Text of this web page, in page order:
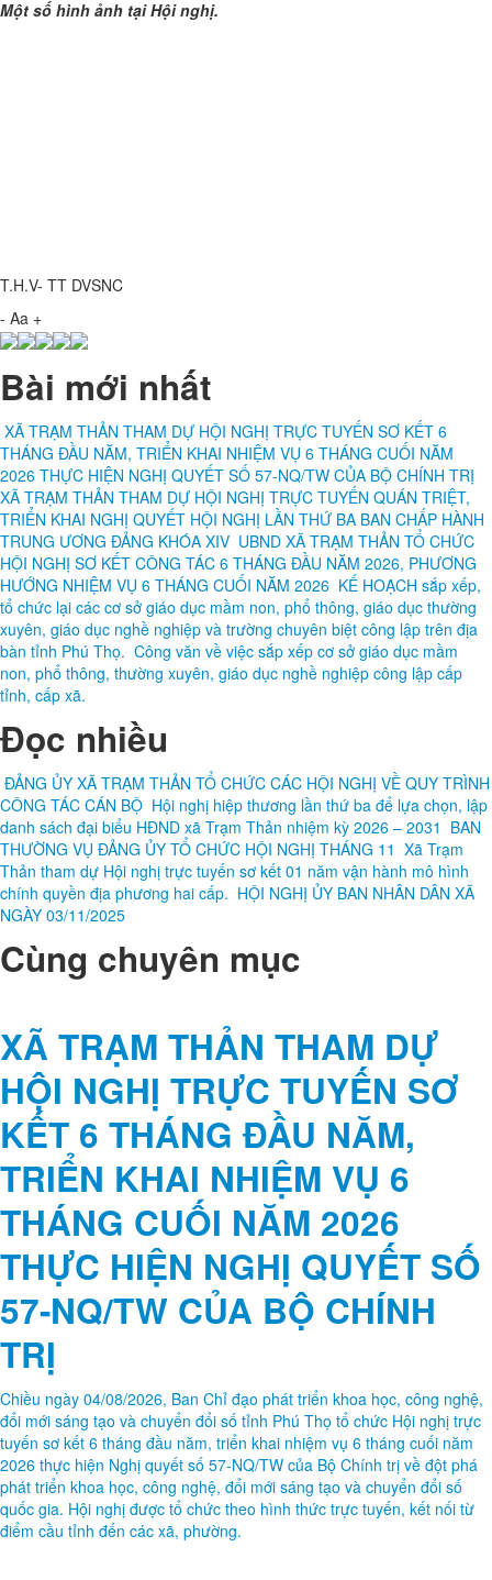
Một số hình ảnh tại Hội nghị.
T.H.V- TT DVSNC
- Aa +
Bài mới nhất
XÃ TRẠM THẢN THAM DỰ HỘI NGHỊ TRỰC TUYẾN SƠ KẾT 6
THÁNG ĐẦU NĂM, TRIỂN KHAI NHIỆM VỤ 6 THÁNG CUỐI NĂM
2026 THỰC HIỆN NGHỊ QUYẾT SỐ 57-NQ/TW CỦA BỘ CHÍNH TRỊ
XÃ TRẠM THẢN THAM DỰ HỘI NGHỊ TRỰC TUYẾN QUÁN TRIỆT,
TRIỂN KHAI NGHỊ QUYẾT HỘI NGHỊ LẦN THỨ BA BAN CHẤP HÀNH
TRUNG ƯƠNG ĐẢNG KHÓA XIV UBND XÃ TRẠM THẢN TỔ CHỨC
HỘI NGHỊ SƠ KẾT CÔNG TÁC 6 THÁNG ĐẦU NĂM 2026, PHƯƠNG
HƯỚNG NHIỆM VỤ 6 THÁNG CUỐI NĂM 2026 KẾ HOẠCH sắp xếp,
tổ chức lại các cơ sở giáo dục mầm non, phổ thông, giáo dục thường
xuyên, giáo dục nghề nghiệp và trường chuyên biệt công lập trên địa
bàn tỉnh Phú Thọ. Công văn về việc sắp xếp cơ sở giáo dục mầm
non, phổ thông, thường xuyên, giáo dục nghề nghiệp công lập cấp
tỉnh, cấp xã.
Đọc nhiều
ĐẢNG ỦY XÃ TRẠM THẢN TỔ CHỨC CÁC HỘI NGHỊ VỀ QUY TRÌNH
CÔNG TÁC CÁN BỘ Hội nghị hiệp thương lần thứ ba để lựa chọn, lập
danh sách đại biểu HĐND xã Trạm Thản nhiệm kỳ 2026 – 2031 BAN
THƯỜNG VỤ ĐẢNG ỦY TỔ CHỨC HỘI NGHỊ THÁNG 11 Xã Trạm
Thản tham dự Hội nghị trực tuyến sơ kết 01 năm vận hành mô hình
chính quyền địa phương hai cấp. HỘI NGHỊ ỦY BAN NHÂN DÂN XÃ
NGÀY 03/11/2025
Cùng chuyên mục
XÃ TRẠM THẢN THAM DỰ
HỘI NGHỊ TRỰC TUYẾN SƠ
KẾT 6 THÁNG ĐẦU NĂM,
TRIỂN KHAI NHIỆM VỤ 6
THÁNG CUỐI NĂM 2026
THỰC HIỆN NGHỊ QUYẾT SỐ
57-NQ/TW CỦA BỘ CHÍNH
TRỊ
Chiều ngày 04/08/2026, Ban Chỉ đạo phát triển khoa học, công nghệ,
đổi mới sáng tạo và chuyển đổi số tỉnh Phú Thọ tổ chức Hội nghị trực
tuyến sơ kết 6 tháng đầu năm, triển khai nhiệm vụ 6 tháng cuối năm
2026 thực hiện Nghị quyết số 57-NQ/TW của Bộ Chính trị về đột phá
phát triển khoa học, công nghệ, đổi mới sáng tạo và chuyển đổi số
quốc gia. Hội nghị được tổ chức theo hình thức trực tuyến, kết nối từ
điểm cầu tỉnh đến các xã, phường.